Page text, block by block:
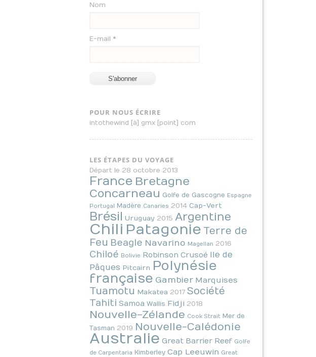
Nom
E-mail *
POUR NOUS ÉCRIRE
intothewind [à] gmx [point] com
LES ÉTAPES DU VOYAGE
Départ le 28 octobre 2013
France Bretagne
Concarneau Golfe de Gascogne Espagne
Portugal Madère Canaries 2014 Cap-Vert
Brésil Uruguay 2015Argentine
Chili Patagonie Terre de
Feu Beagle Navarino Magellan 2016
Chiloé Bolivie Robinson Crusoé Ile de
Pâques Pitcairn Polynésie
française Gambier Marquises
Tuamotu Makatea 2017Société
Tahiti Samoa Wallis Fidji 2018
Nouvelle-Zélande Cook Strait Mer de
Tasman 2019 Nouvelle-Calédonie
Australie Great Barrier Reef Golfe
de Carpentaria Kimberley Cap Leeuwin Great